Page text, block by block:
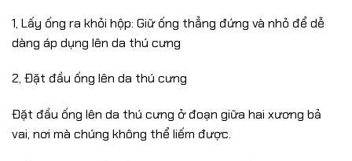
1, Lấy ống ra khỏi hộp: Giữ ống thẳng đứng và nhỏ để dễ
dàng áp dụng lên da thú cưng
2, Đặt đầu ống lên da thú cưng
Đặt đầu ống lên da thú cưng ở đoạn giữa hai xương bả
vai, nơi mà chúng không thể liếm được.